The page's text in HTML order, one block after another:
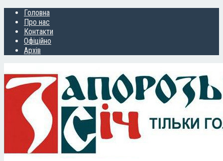
Головна
Про нас
Контакти
Офіційно
Архів